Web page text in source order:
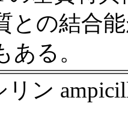
との結合
ある。
リン